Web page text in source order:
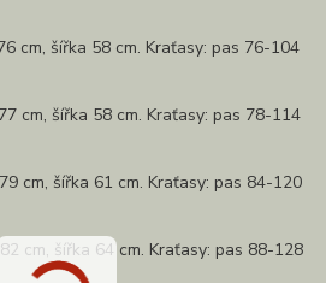
šířka 58 cm. Kraťasy: pas 76-104
šířka 58 cm. Kraťasy: pas 78-114
šířka 61 cm. Kraťasy: pas 84-120
cm, šířka 64 cm. Kraťasy: pas 88-128